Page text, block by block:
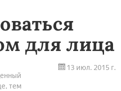
для лица
тем
13 июл. 2015 г.